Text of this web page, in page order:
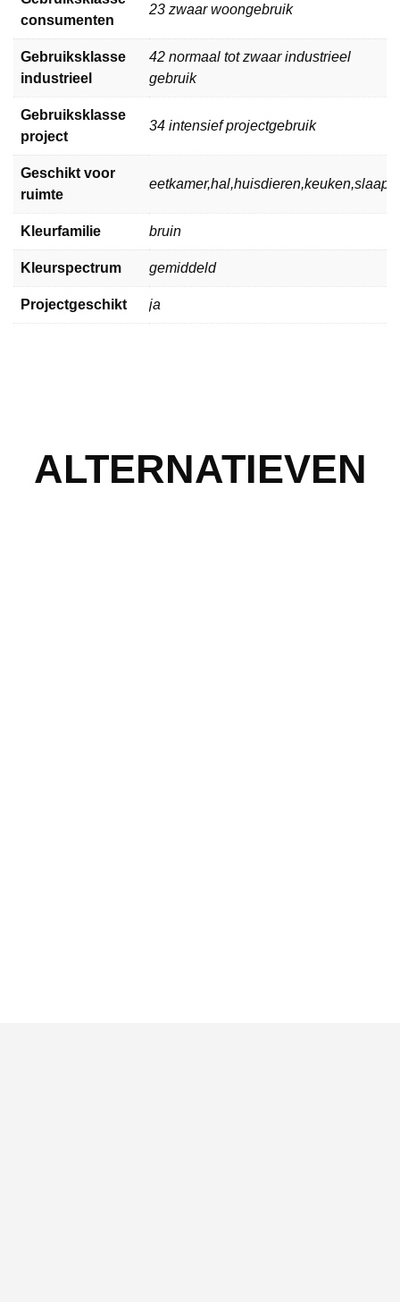
consumenten
23 zwaar woongebruik
Gebruiksklasse
industrieel
42 normaal tot zwaar industrieel
gebruik
Gebruiksklasse
project
34 intensief projectgebruik
Geschikt voor
ruimte
Kleurfamilie bruin
Kleurspectrum gemiddeld
Projectgeschikt ja
ALTERNATIEVEN